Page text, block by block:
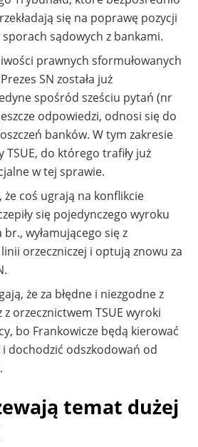
się na poprawę pozycji
sądowych z bankami.
prawnych sformułowanych
SN została już
spośród sześciu pytań (nr
odpowiedzi, odnosi się do
banków. W tym zakresie
TSUE, do którego trafiły już
w tej sprawie.
że coś ugrają na konflikcie
się pojedynczego wyroku
br., wyłamującego się z
orzeczniczej i optują znowu za
że za błędne i niezgodne z
orzecznictwem TSUE wyroki
bo Frankowicze będą kierować
i dochodzić odszkodowań od
temat dużej